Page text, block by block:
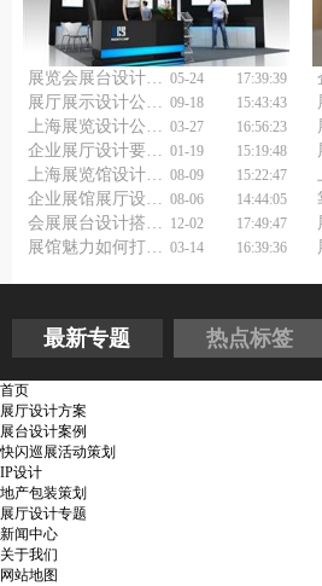
展览会展台设计搭建：那些不为人知的“秘诀” 05-24 17:39:39
09-18 15:43:43
03-27 16:56:23
企业展厅设计要具备哪些特点？ 01-19 15:19:48
上海展览馆设计公司浅谈展厅展示设计要点 08-09 15:22:47
08-06 14:44:05
12-02 17:49:47
展馆魅力如何打造？专业展馆展厅设计公司教你几招！ 03-14 16:39:36
最新专题 热点标签
首页
展厅设计方案
展台设计案例
快闪巡展活动策划
IP设计
地产包装策划
展厅设计专题
新闻中心
关于我们
网站地图